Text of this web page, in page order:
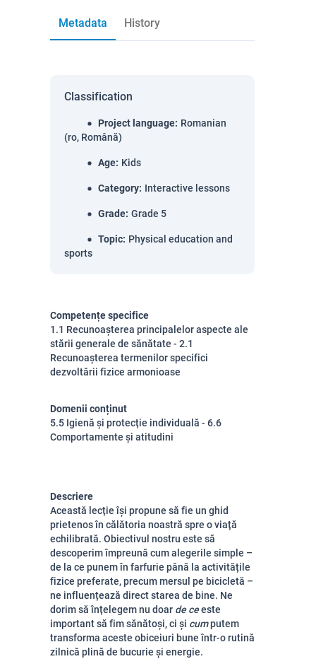
Metadata History
Classification
Project language: Romanian
(ro, Română)
Age: Kids
Category: Interactive lessons
Grade: Grade 5
Topic: Physical education and
sports
Competențe specifice
1.1 Recunoașterea principalelor aspecte ale
stării generale de sănătate - 2.1
Recunoașterea termenilor specifici
dezvoltării fizice armonioase
Domenii conținut
5.5 Igienă și protecție individuală - 6.6
Comportamente și atitudini
Descriere
Această lecție își propune să fie un ghid
prietenos în călătoria noastră spre o viață
echilibrată. Obiectivul nostru este să
descoperim împreună cum alegerile simple –
de la ce punem în farfurie până la activitățile
fizice preferate, precum mersul pe bicicletă –
ne influențează direct starea de bine. Ne
dorim să înțelegem nu doar de ceeste
important să fim sănătoși, ci și cumputem
transforma aceste obiceiuri bune într-o rutină
zilnică plină de bucurie și energie.